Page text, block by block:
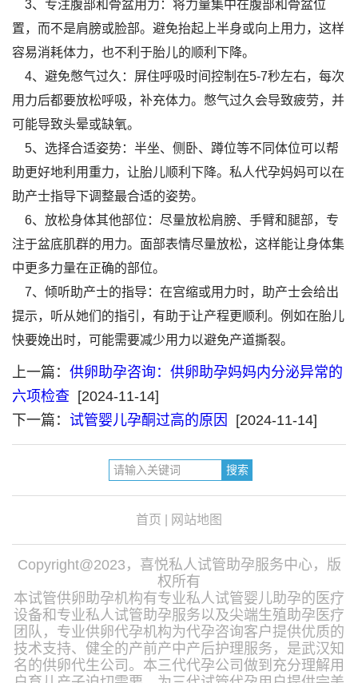
3、专注腹部和骨盆用力：将力量集中在腹部和骨盆位
置，而不是肩膀或脸部。避免抬起上半身或向上用力，这样
容易消耗体力，也不利于胎儿的顺利下降。
4、避免憋气过久：屏住呼吸时间控制在5-7秒左右，每次
用力后都要放松呼吸，补充体力。憋气过久会导致疲劳，并
可能导致头晕或缺氧。
5、选择合适姿势：半坐、侧卧、蹲位等不同体位可以帮
助更好地利用重力，让胎儿顺利下降。私人代孕妈妈可以在
助产士指导下调整最合适的姿势。
6、放松身体其他部位：尽量放松肩膀、手臂和腿部，专
注于盆底肌群的用力。面部表情尽量放松，这样能让身体集
中更多力量在正确的部位。
7、倾听助产士的指导：在宫缩或用力时，助产士会给出
提示，听从她们的指引，有助于让产程更顺利。例如在胎儿
快要娩出时，可能需要减少用力以避免产道撕裂。
上一篇： 供卵助孕咨询：供卵助孕妈妈内分泌异常的
六项检查
[2024-11-14]
下一篇： 试管婴儿孕酮过高的原因 [2024-11-14]
首页 网站地图
Copyright@2023，喜悦私人试管助孕服务中心，版
权所有
本试管供卵助孕机构有专业私人试管婴儿助孕的医疗
设备和专业私人试管助孕服务以及尖端生殖助孕医疗
团队，专业供卵代孕机构为代孕咨询客户提供优质的
技术支持、健全的产前产中产后护理服务，是武汉知
名的供卵代生公司。本三代代孕公司做到充分理解用